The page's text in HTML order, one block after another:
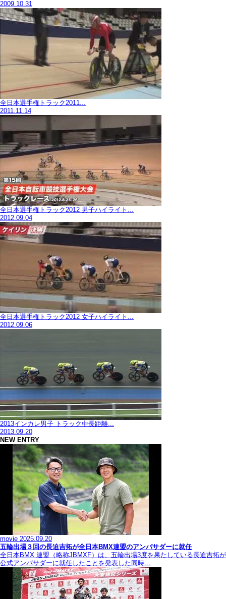
2009.10.31
全日本選手権トラック2011...
2011.11.14
全日本選手権トラック2012 男子ハイライト...
2012.09.04
全日本選手権トラック2012 女子ハイライト...
2012.09.06
2013インカレ男子 トラック中長距離...
2013.09.20
NEW ENTRY
movie 2025.09.20
五輪出場３回の長迫吉拓が全日本BMX連盟のアンバサダーに就任
全日本BMX 連盟（略称JBMXF）は、五輪出場3度を果たしている長迫吉拓が
公式アンバサダーに就任したことを発表した同時…